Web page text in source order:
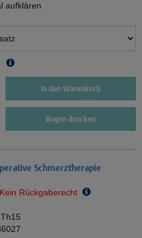
aufklären
In den Warenkorb
Bogen drucken
Schmerztherapie
Rückgaberecht